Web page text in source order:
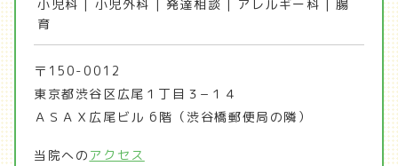
小児科 | 小児外科 | 発達相談 | アレルギー科 | 腸
育
〒150-0012
東京都渋谷区広尾１丁目３−１４
ＡＳＡＸ広尾ビル 6階（渋谷橋郵便局の隣）
当院への アクセス